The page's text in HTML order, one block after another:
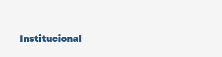
Institucional